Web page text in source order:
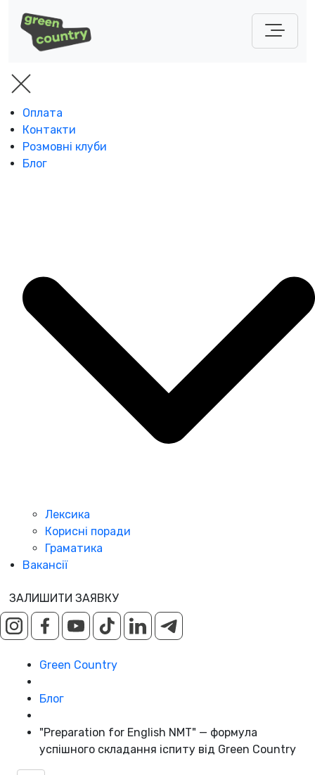
Оплата
Контакти
Розмовні клуби
Блог
Лексика
Корисні поради
Граматика
Вакансії
ЗАЛИШИТИ ЗАЯВКУ
Green Country
Блог
"Preparation for English NMT" — формула
успішного складання іспиту від Green Country